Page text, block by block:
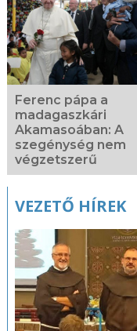
Ferenc pápa a
madagaszkári
Akamasoában: A
szegénység nem
végzetszerű
VEZETŐ HÍREK